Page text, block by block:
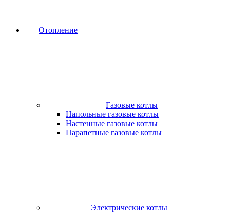
Отопление
Газовые котлы
Напольные газовые котлы
Настенные газовые котлы
Парапетные газовые котлы
Электрические котлы